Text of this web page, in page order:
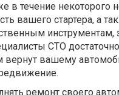
в течение некоторого
вашего стартера, а
СТО
вернут вашему
ремонт своего